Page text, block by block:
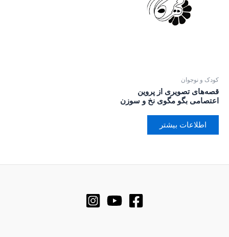
کودک و نوجوان
قصه‌های تصویری از پروین
اعتصامی بگو مگوی نخ و سوزن
اطلاعات بیشتر